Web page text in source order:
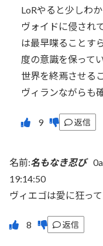
LoRやると少しわ
ヴォイドに侵され
は最早喋ることす
度の意識を保って
世界を終焉させる
ヴィランながらも
返信
名前:名もなき忍び
19:14:50
ヴィエゴは愛に狂っ
返信